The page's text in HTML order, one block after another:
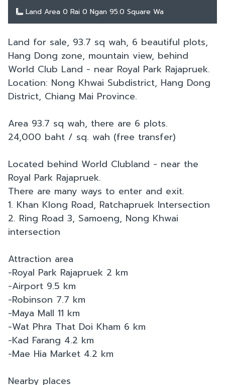
Land Area 0 Rai 0 Ngan 95.0 Square Wa
Land for sale, 93.7 sq wah, 6 beautiful plots,
Hang Dong zone, mountain view, behind
World Club Land - near Royal Park Rajapruek.
Location: Nong Khwai Subdistrict, Hang Dong
District, Chiang Mai Province.
Area 93.7 sq wah, there are 6 plots.
24,000 baht / sq. wah (free transfer)
Located behind World Clubland - near the
Royal Park Rajapruek.
There are many ways to enter and exit.
1. Khan Klong Road, Ratchapruek Intersection
2. Ring Road 3, Samoeng, Nong Khwai
intersection
Attraction area
-Royal Park Rajapruek 2 km
-Airport 9.5 km
-Robinson 7.7 km
-Maya Mall 11 km
-Wat Phra That Doi Kham 6 km
-Kad Farang 4.2 km
-Mae Hia Market 4.2 km
Nearby places